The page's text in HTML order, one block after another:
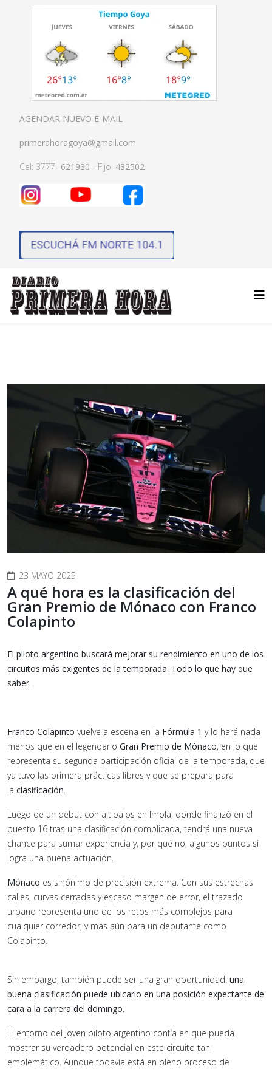
AGENDAR NUEVO E-MAIL
primerahoragoya@gmail.com
Cel: 3777- 621930 - Fijo: 432502
23 MAYO 2025
A qué hora es la clasificación del
Gran Premio de Mónaco con Franco
Colapinto
El piloto argentino buscará mejorar su rendimiento en uno de los
circuitos más exigentes de la temporada. Todo lo que hay que
saber.
Franco Colapinto vuelve a escena en la Fórmula 1 y lo hará nada
menos que en el legendario Gran Premio de Mónaco, en lo que
representa su segunda participación oficial de la temporada, que
ya tuvo las primera prácticas libres y que se prepara para
la clasificación.
Luego de un debut con altibajos en Imola, donde finalizó en el
puesto 16 tras una clasificación complicada, tendrá una nueva
chance para sumar experiencia y, por qué no, algunos puntos si
logra una buena actuación.
Mónaco es sinónimo de precisión extrema. Con sus estrechas
calles, curvas cerradas y escaso margen de error, el trazado
urbano representa uno de los retos más complejos para
cualquier corredor, y más aún para un debutante como
Colapinto.
Sin embargo, también puede ser una gran oportunidad: una
buena clasificación puede ubicarlo en una posición expectante de
cara a la carrera del domingo.
El entorno del joven piloto argentino confía en que pueda
mostrar su verdadero potencial en este circuito tan
emblemático. Aunque todavía está en pleno proceso de